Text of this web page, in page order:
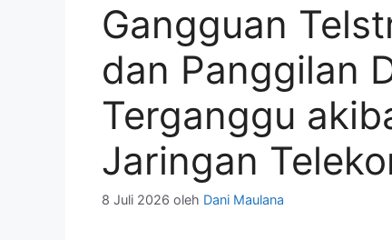
Gangguan
dan Panggilan
Terganggu
Jaringan
8 Juli 2026 oleh Dani Maulana